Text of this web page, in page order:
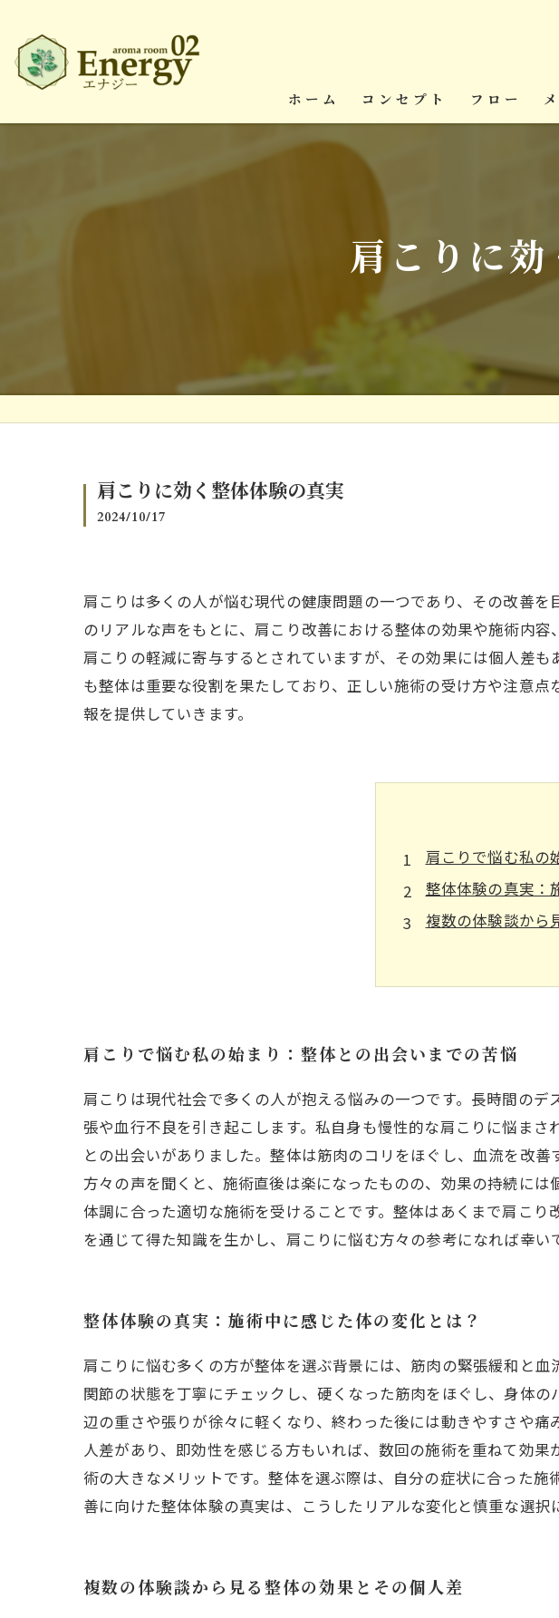
ホーム コンセプト フロー
肩こりに
肩こりに効く整体体験の真実
2024/10/17
肩こりは多くの人が悩む現代の健康問題の一つであり、その改善
のリアルな声をもとに、肩こり改善における整体の効果や施術内
肩こりの軽減に寄与するとされていますが、その効果には個人差
も整体は重要な役割を果たしており、正しい施術の受け方や注意
報を提供していきます。
肩こりで悩む私の
整体体験の真実：
複数の体験談から
正しい整体の受
肩こり改善への道
肩こりで悩む私の始まり：整体との出会いまでの苦悩
肩こりは現代社会で多くの人が抱える悩みの一つです。長時間の
張や血行不良を引き起こします。私自身も慢性的な肩こりに悩ま
との出会いがありました。整体は筋肉のコリをほぐし、血流を改
方々の声を聞くと、施術直後は楽になったものの、効果の持続に
体調に合った適切な施術を受けることです。整体はあくまで肩こ
を通じて得た知識を生かし、肩こりに悩む方々の参考になれば幸い
整体体験の真実：施術中に感じた体の変化とは？
肩こりに悩む多くの方が整体を選ぶ背景には、筋肉の緊張緩和と
関節の状態を丁寧にチェックし、硬くなった筋肉をほぐし、身体
辺の重さや張りが徐々に軽くなり、終わった後には動きやすさや
人差があり、即効性を感じる方もいれば、数回の施術を重ねて効
術の大きなメリットです。整体を選ぶ際は、自分の症状に合った
善に向けた整体体験の真実は、こうしたリアルな変化と慎重な選択
複数の体験談から見る整体の効果とその個人差